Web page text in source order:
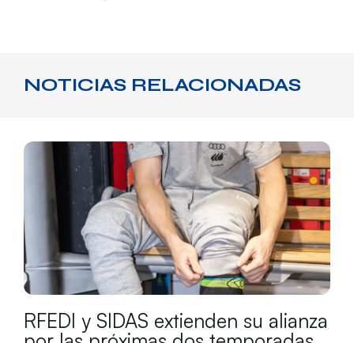
NOTICIAS RELACIONADAS
RFEDI y SIDAS extienden su alianza